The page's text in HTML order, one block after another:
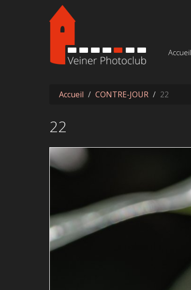
Aller au contenu principal
Accueil
Accueil CONTRE-JOUR 22
22